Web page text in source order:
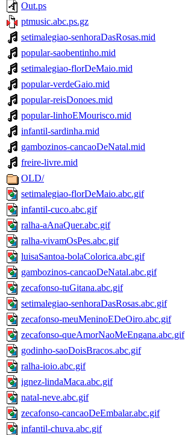
Out.ps
ptmusic.abc.ps.gz
setimalegiao-senhoraDasRosas.mid
popular-saobentinho.mid
setimalegiao-florDeMaio.mid
popular-verdeGaio.mid
popular-reisDonoes.mid
popular-linhoEMourisco.mid
infantil-sardinha.mid
gambozinos-cancaoDeNatal.mid
freire-livre.mid
OLD/
setimalegiao-florDeMaio.abc.gif
infantil-cuco.abc.gif
ralha-aAnaQuer.abc.gif
ralha-vivamOsPes.abc.gif
luisaSantoa-bolaColorica.abc.gif
gambozinos-cancaoDeNatal.abc.gif
zecafonso-tuGitana.abc.gif
setimalegiao-senhoraDasRosas.abc.gif
zecafonso-meuMeninoEDeOiro.abc.gif
zecafonso-queAmorNaoMeEngana.abc.gif
godinho-saoDoisBracos.abc.gif
ralha-ioio.abc.gif
ignez-lindaMaca.abc.gif
natal-neve.abc.gif
zecafonso-cancaoDeEmbalar.abc.gif
infantil-chuva.abc.gif